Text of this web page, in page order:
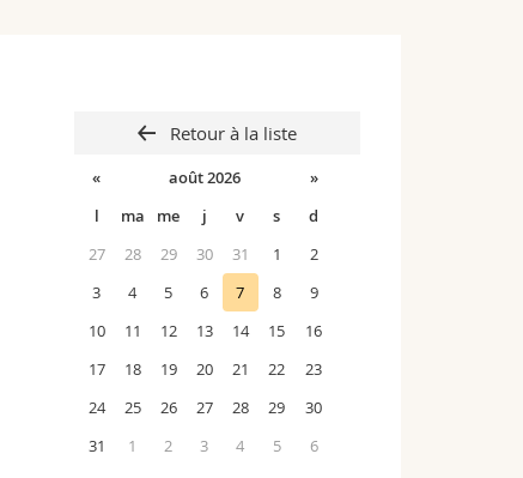
Retour à la liste
« août 2026
»
l
ma me j v s
d
27
28 29 30 31 1
2
3
4 5 6 7 8
9
10
11 12 13 14 15
16
17
18 19 20 21 22
23
24
25 26 27 28 29
30
31
1 2 3 4 5 6